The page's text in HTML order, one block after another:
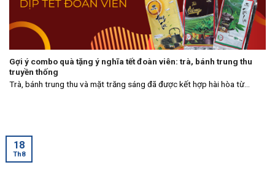
Gợi ý combo quà tặng ý nghĩa tết đoàn viên: trà, bánh trung thu
truyền thống
Trà, bánh trung thu và mặt trăng sáng đã được kết hợp hài hòa từ...
18
Th8